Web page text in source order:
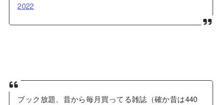
2022
ブック放題、昔から毎月買ってる雑誌（確か昔は440